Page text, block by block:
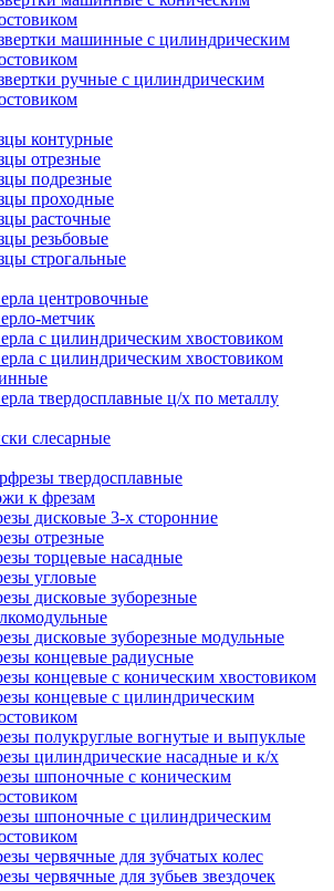
машинные с цилиндрическим
ручные с цилиндрическим
контурные
отрезные
подрезные
проходные
расточные
резьбовые
строгальные
центровочные
метчик
с цилиндрическим хвостовиком
с цилиндрическим хвостовиком
твердосплавные ц/х по металлу
слесарные
твердосплавные
к фрезам
дисковые 3-х сторонние
отрезные
торцевые насадные
угловые
дисковые зуборезные
дисковые зуборезные модульные
концевые радиусные
концевые с коническим хвостовиком
концевые с цилиндрическим
полукруглые вогнутые и выпуклые
цилиндрические насадные и к/х
шпоночные с коническим
шпоночные с цилиндрическим
червячные для зубчатых колес
червячные для зубьев звездочек